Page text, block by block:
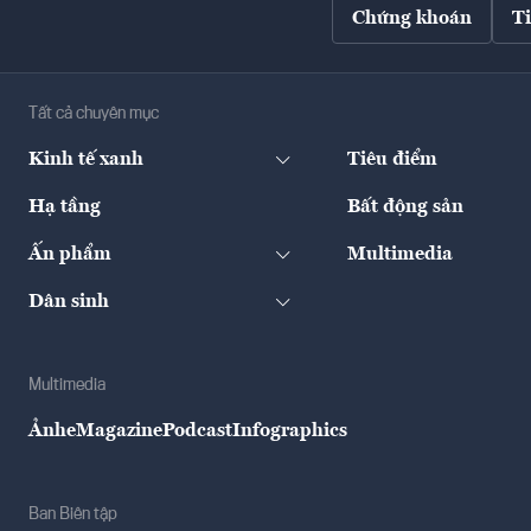
Chứng khoán
Tất cả chuyên mục
Kinh tế xanh Tiêu điểm
Hạ tầng Bất động sản
Ấn phẩm Multimedia
Dân sinh
Multimedia
ẢnheMagazinePodcastInfographics
Ban Biên tập